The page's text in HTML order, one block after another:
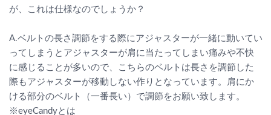
が、これは仕様なのでしょうか？
A.ベルトの長さ調節をする際にアジャスターが一緒に動いてい
ってしまうとアジャスターが肩に当たってしまい痛みや不快
に感じることが多いので、こちらのベルトは長さを調節した
際もアジャスターが移動しない作りとなっています。肩にか
ける部分のベルト（一番長い）で調節をお願い致します。
※eyeCandyとは